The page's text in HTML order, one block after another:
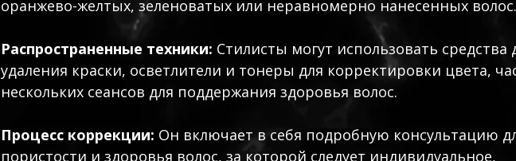
оранжево-желтых, зеленоватых или неравномерно нанесенных волос.
Распространенные техники: Стилисты могут использовать средства
удаления краски, осветлители и тонеры для корректировки цвета,
нескольких сеансов для поддержания здоровья волос.
Процесс коррекции: Он включает в себя подробную консультацию
пористости и здоровья волос, за которой следует индивидуальное,